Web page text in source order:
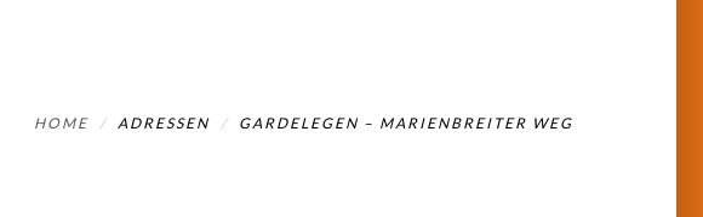
HOME ADRESSEN GARDELEGEN – MARIENBREITER WEG